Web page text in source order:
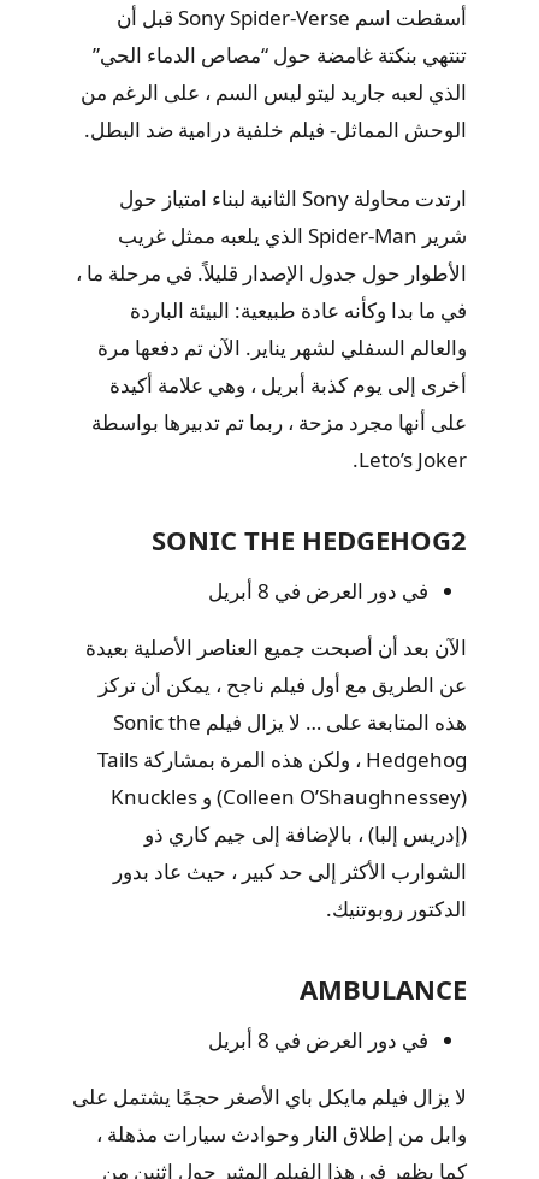
أسقطت اسم Sony Spider-Verse قبل أن
تنتهي بنكتة غامضة حول “مصاص الدماء الحي”
الذي لعبه جاريد ليتو ليس السم ، على الرغم من
الوحش المماثل- فيلم خلفية درامية ضد البطل.
ارتدت محاولة Sony الثانية لبناء امتياز حول
شرير Spider-Man الذي يلعبه ممثل غريب
الأطوار حول جدول الإصدار قليلاً. في مرحلة ما ،
في ما بدا وكأنه عادة طبيعية: البيئة الباردة
والعالم السفلي لشهر يناير. الآن تم دفعها مرة
أخرى إلى يوم كذبة أبريل ، وهي علامة أكيدة
على أنها مجرد مزحة ، ربما تم تدبيرها بواسطة
Leto’s Joker.
SONIC THE HEDGEHOG2
في دور العرض في 8 أبريل
الآن بعد أن أصبحت جميع العناصر الأصلية بعيدة
عن الطريق مع أول فيلم ناجح ، يمكن أن تركز
هذه المتابعة على … لا يزال فيلم Sonic the
Hedgehog ، ولكن هذه المرة بمشاركة Tails
(Colleen O’Shaughnessey) و Knuckles
(إدريس إلبا) ، بالإضافة إلى جيم كاري ذو
الشوارب الأكثر إلى حد كبير ، حيث عاد بدور
الدكتور روبوتنيك.
AMBULANCE
في دور العرض في 8 أبريل
لا يزال فيلم مايكل باي الأصغر حجمًا يشتمل على
وابل من إطلاق النار وحوادث سيارات مذهلة ،
كما يظهر في هذا الفيلم المثير حول اثنين من